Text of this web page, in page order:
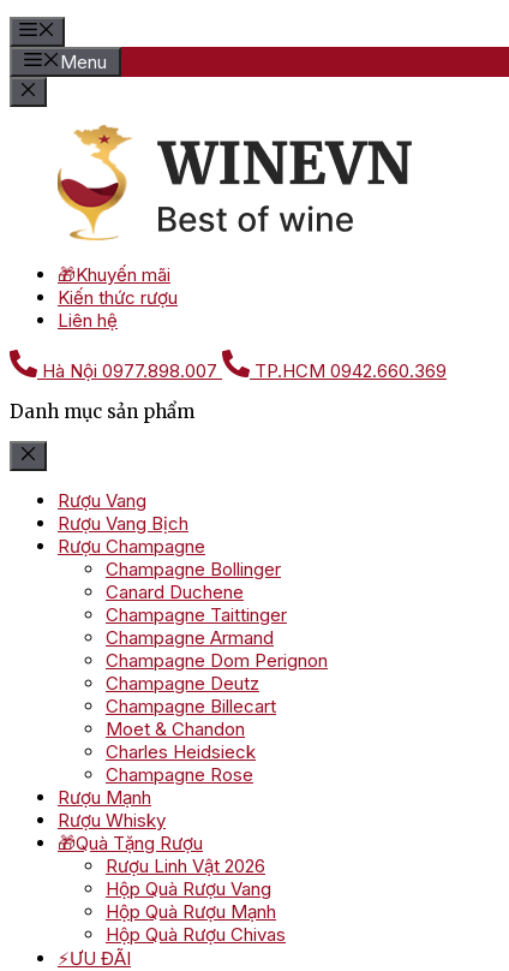
Menu
🎁Khuyến mãi
Kiến thức rượu
Liên hệ
Hà Nội 0977.898.007 TP.HCM 0942.660.369
Danh mục sản phẩm
Rượu Vang
Rượu Vang Bịch
Rượu Champagne
Champagne Bollinger
Canard Duchene
Champagne Taittinger
Champagne Armand
Champagne Dom Perignon
Champagne Deutz
Champagne Billecart
Moet & Chandon
Charles Heidsieck
Champagne Rose
Rượu Mạnh
Rượu Whisky
🎁Quà Tặng Rượu
Rượu Linh Vật 2026
Hộp Quà Rượu Vang
Hộp Quà Rượu Mạnh
Hộp Quà Rượu Chivas
⚡ƯU ĐÃI